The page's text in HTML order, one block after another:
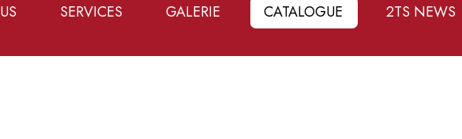
SERVICES GALERIE CATALOGUE 2TS NEWS